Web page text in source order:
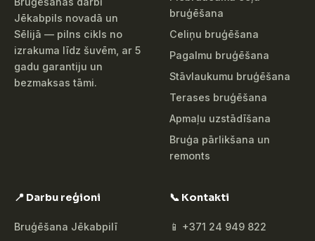
Jēkabpils novadā un
Sēlijā — pilns cikls no
izrakuma līdz šuvēm, ar 5
gadu garantiju un
bezmaksas tāmi.
bruģēšana
Celiņu bruģēšana
Pagalmu bruģēšana
Stāvlaukumu bruģēšana
Terases bruģēšana
Apmaļu uzstādīšana
Bruģa pārlikšana un
remonts
📍 Darbu reģioni
Bruģēšana Jēkabpilī
📞 Kontakti
📱 +371 24 949 822